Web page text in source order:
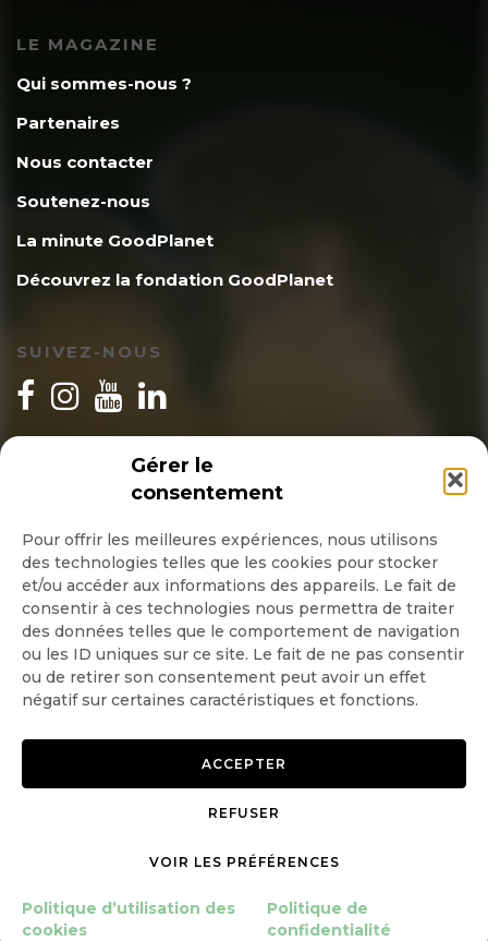
Gérer le
consentement
Pour offrir les meilleures expériences, nous utilisons
des technologies telles que les cookies pour stocker
et/ou accéder aux informations des appareils. Le fait de
consentir à ces technologies nous permettra de traiter
des données telles que le comportement de navigation
ou les ID uniques sur ce site. Le fait de ne pas consentir
ou de retirer son consentement peut avoir un effet
négatif sur certaines caractéristiques et fonctions.
ACCEPTER
REFUSER
VOIR LES PRÉFÉRENCES
Politique d’utilisation des
cookies
Politique de
confidentialité
LE MAGAZINE
Qui sommes-nous ?
Partenaires
Nous contacter
Soutenez-nous
La minute GoodPlanet
Découvrez la fondation GoodPlanet
SUIVEZ-NOUS
INSCRIPTION NEWSLETTER
Quotidienne
Hebdo
OK
Politique de confidentialité
Gérer le consentement